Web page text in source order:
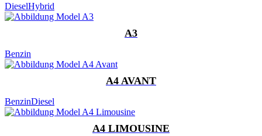
DieselHybrid
A3
Benzin
A4 AVANT
BenzinDiesel
A4 LIMOUSINE